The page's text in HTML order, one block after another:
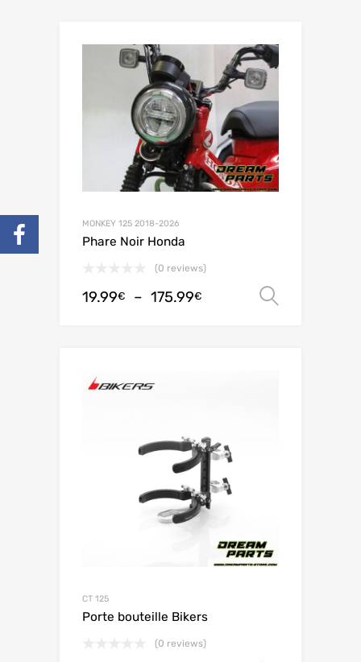
MONKEY 125 2018-2026
Phare Noir Honda
(0 reviews)
19.99€ – 175.99€
CT 125
Porte bouteille Bikers
(0 reviews)